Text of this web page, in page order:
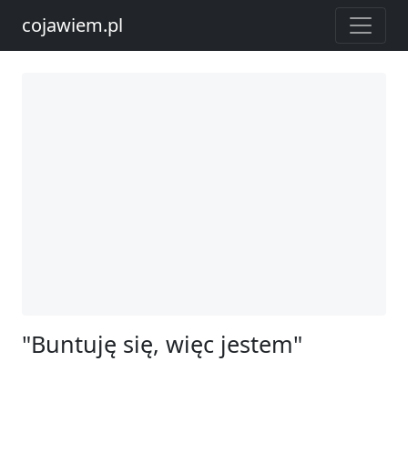
cojawiem.pl
"Buntuję się, więc jestem"